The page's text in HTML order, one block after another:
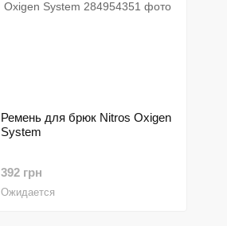
Ремень для брюк Nitros Oxigen
System
392 грн
Ожидается